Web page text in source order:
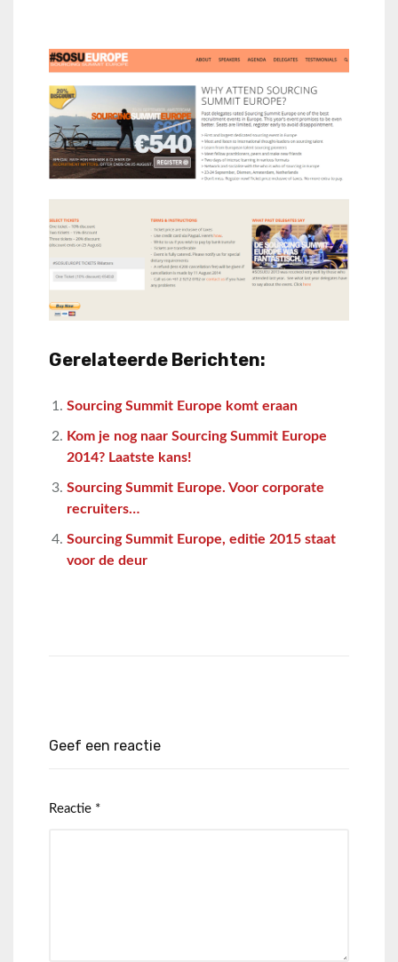
Gerelateerde Berichten:
Sourcing Summit Europe komt eraan
Kom je nog naar Sourcing Summit Europe
2014? Laatste kans!
Sourcing Summit Europe. Voor corporate
recruiters…
Sourcing Summit Europe, editie 2015 staat
voor de deur
Geef een reactie
Reactie *